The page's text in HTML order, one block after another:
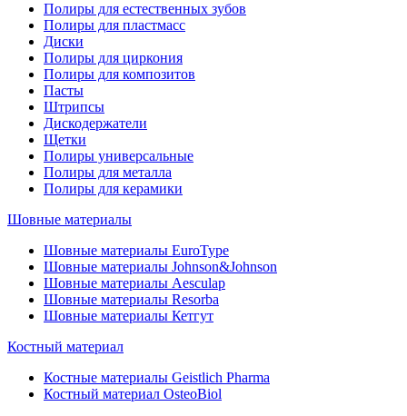
Полиры для естественных зубов
Полиры для пластмасс
Диски
Полиры для циркония
Полиры для композитов
Пасты
Штрипсы
Дискодержатели
Щетки
Полиры универсальные
Полиры для металла
Полиры для керамики
Шовные материалы
Шовные материалы EuroType
Шовные материалы Johnson&Johnson
Шовные материалы Aesculap
Шовные материалы Resorba
Шовные материалы Кетгут
Костный материал
Костные материалы Geistlich Pharma
Костный материал OsteoBiol